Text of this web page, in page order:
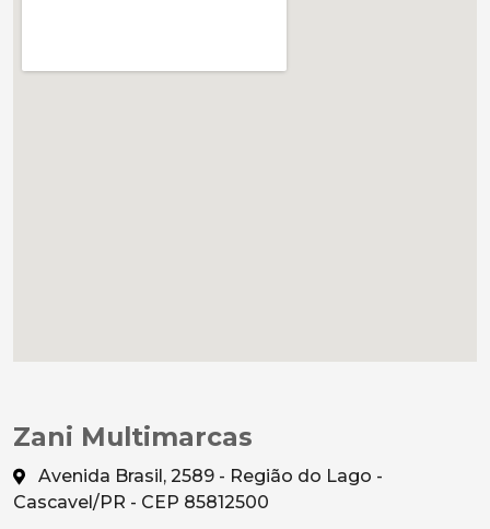
Zani Multimarcas
Avenida Brasil, 2589 - Região do Lago -
Cascavel/PR - CEP 85812500